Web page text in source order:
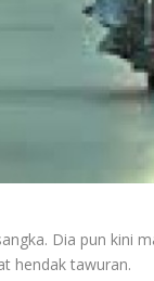
Dia pun kini
hendak tawuran.